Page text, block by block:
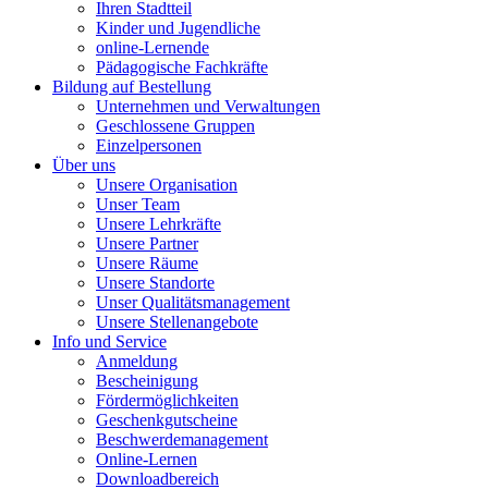
Ihren Stadtteil
Kinder und Jugendliche
online-Lernende
Pädagogische Fachkräfte
Bildung auf Bestellung
Unternehmen und Verwaltungen
Geschlossene Gruppen
Einzelpersonen
Über uns
Unsere Organisation
Unser Team
Unsere Lehrkräfte
Unsere Partner
Unsere Räume
Unsere Standorte
Unser Qualitätsmanagement
Unsere Stellenangebote
Info und Service
Anmeldung
Bescheinigung
Fördermöglichkeiten
Geschenkgutscheine
Beschwerdemanagement
Online-Lernen
Downloadbereich